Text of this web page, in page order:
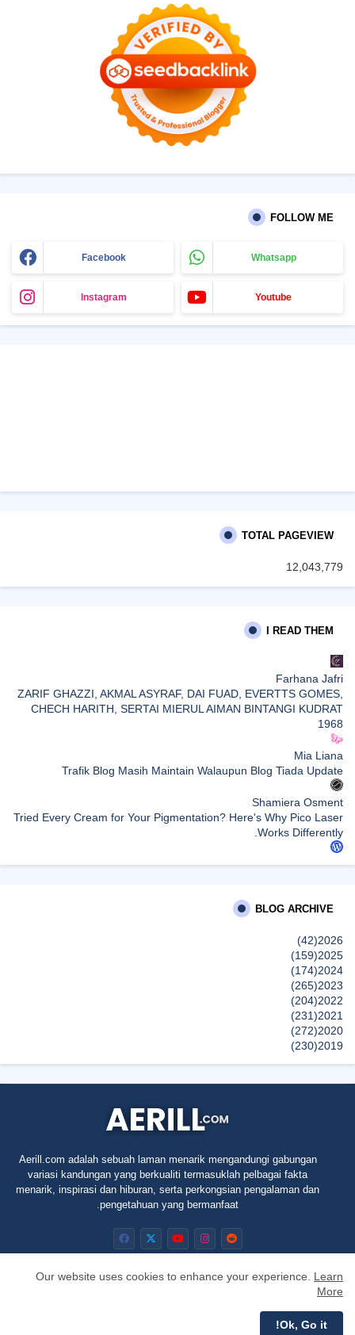
FOLLOW ME
Facebook Whatsapp
Instagram Youtube
TOTAL PAGEVIEW
12,043,779
I READ THEM
Farhana Jafri
ZARIF GHAZZI, AKMAL ASYRAF, DAI FUAD, EVERTTS GOMES,
CHECH HARITH, SERTAI MIERUL AIMAN BINTANGI KUDRAT
1968
Mia Liana
Trafik Blog Masih Maintain Walaupun Blog Tiada Update
Shamiera Osment
Tried Every Cream for Your Pigmentation? Here's Why Pico Laser
Works Differently.
siennylovesdrawing
Blog Kawan Kawan Kena Removed? Why....
إظهار الكل
BLOG ARCHIVE
2026
(42)
2025
(159)
2024
(174)
2023
(265)
2022
(204)
2021
(231)
2020
(272)
2019
(230)
(45)
Aerill.com adalah sebuah laman menarik mengandungi gabungan
variasi kandungan yang berkualiti termasuklah pelbagai fakta
menarik, inspirasi dan hiburan, serta perkongsian pengalaman dan
pengetahuan yang bermanfaat.
All Right Reserved Copyright © Aerill.com 2010 - 2025
Home
Our website uses cookies to enhance your experience. Learn
More
Ok, Go it!